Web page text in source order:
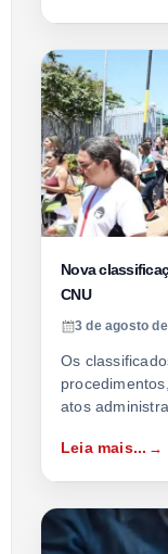
Nova
CNU
3 de agosto
Os
atos
Leia mais...